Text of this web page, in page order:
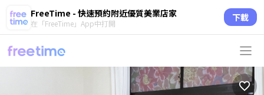
FreeTime - 快速預約附近優質美業店家
在「FreeTime」App中打開 下載